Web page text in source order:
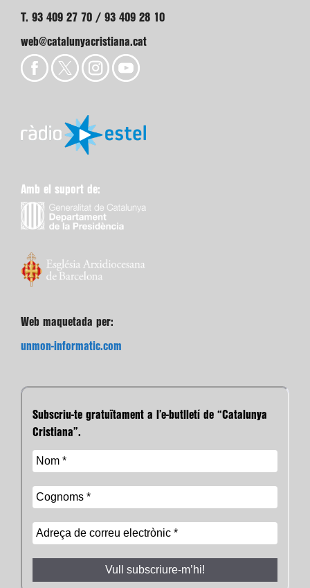
T. 93 409 27 70 / 93 409 28 10
web@catalunyacristiana.cat
Amb el suport de:
Web maquetada per:
unmon-informatic.com
Subscriu-te gratuïtament a l’e-butlletí de “Catalunya
Cristiana”.